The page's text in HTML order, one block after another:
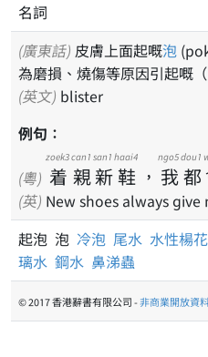
名詞
(廣東話) 皮膚上面起嘅泡
為磨損、燒傷等原因引起嘅
(英文) blister
例句：
(粵) 着
zoek3
親
can1
新
san1
鞋
haai4
， 我
ngo5
都
dou1
(英) New shoes always give
起泡 泡 冷泡 尾水 水性楊花
璃水 鋼水 鼻涕蟲
© 2017 香港辭書有限公司 -非商業開放資